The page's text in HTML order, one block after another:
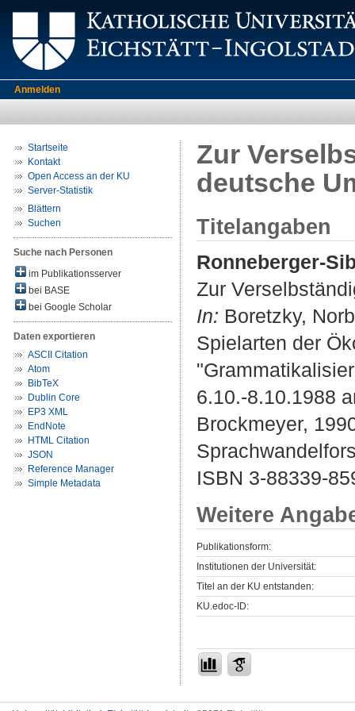
Anmelden
Startseite
Kontakt
Open Access an der KU
Server-Statistik
Blättern
Suchen
Suche nach Personen
im Publikationsserver
bei BASE
bei Google Scholar
Daten exportieren
ASCII Citation
Atom
BibTeX
Dublin Core
EP3 XML
EndNote
HTML Citation
JSON
Reference Manager
Simple Metadata
Zur
deutsche
Titelangaben
Ronneberger-
Zur
In: Boretzky,
Spielarten der
6.10.-8.10.1988
Brockmeyer,
ISBN 3-88339-
Weitere
Publikationsform:
Institutionen der Universität:
Titel an der KU entstanden:
KU.edoc-ID: